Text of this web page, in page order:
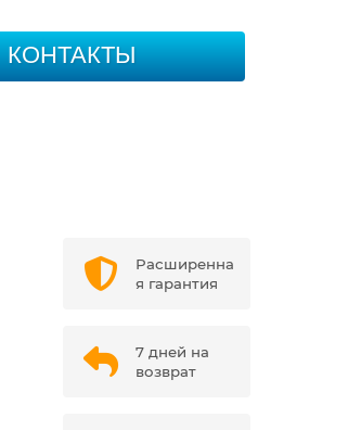
КОНТАКТЫ
Расширенна
я гарантия
7 дней на
возврат